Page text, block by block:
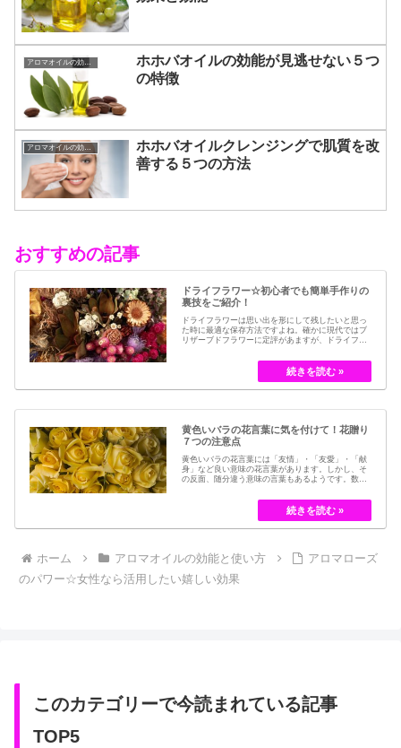
アロマオイルの効能と使い方
ホホバオイルの効能が見逃せない５つ
の特徴
アロマオイルの効能と使い方
ホホバオイルクレンジングで肌質を改
善する５つの方法
おすすめの記事
ドライフラワー☆初心者でも簡単手作りの
裏技をご紹介！
ドライフラワーは思い出を形にして残したいと思っ
た時に最適な保存方法ですよね。確かに現代ではブ
リザーブドフラワーに定評があますが、ドライフラ
とつです。結婚式のブーケなどに使われた花など、
今では押し花のサービスが有名ですが、昔はドライ
フラワーでも保存されてきました。30代以降の…
黄色いバラの花言葉に気を付けて！花贈り
７つの注意点
黄色いバラの花言葉には「友情」・「友愛」・「献
身」など良い意味の花言葉があります。しかし、そ
の反面、随分違う意味の言葉もあるようです。数多
ローズである「ハイブリット・ティー」の中には、
黄色のバラというのは、存在していませんでした。
しかし、フランスの園芸家ジョセフ・ペルネ＝デ…
ホーム アロマオイルの効能と使い方
アロマローズ
のパワー☆女性なら活用したい嬉しい効果
このカテゴリーで今読まれている記事
TOP5